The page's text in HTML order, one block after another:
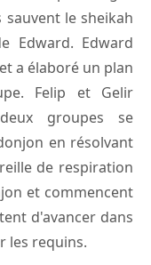
le sheikah
Edward. Edward
a élaboré un plan
Felip et Gelir
groupes se
en résolvant
de respiration
et commencent
d'avancer dans
les requins.